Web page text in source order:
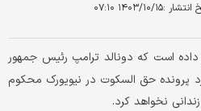
انتشار :۱۴۰۳/۱۰/۱۵ ۰۷:۱۰
است که دونالد ترامپ رئیس جمهور
پرونده حق السکوت در نیویورک محکوم
نخواهد کرد.